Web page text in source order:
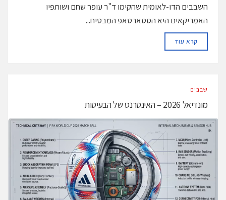
השבבים הדו-לאומית שהקימו ד"ר עופר שחם ושותפיו
האמריקאים היא הסטארטאפ המבטיח...
קרא עודDETAILS
‫שבבים‬
מונדיאל 2026 – האינטרנט של הבעיטות